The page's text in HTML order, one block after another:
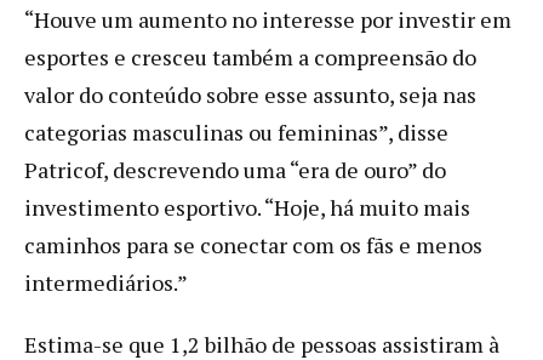
“Houve um aumento no interesse por investir em
esportes e cresceu também a compreensão do
valor do conteúdo sobre esse assunto, seja nas
categorias masculinas ou femininas”, disse
Patricof, descrevendo uma “era de ouro” do
investimento esportivo. “Hoje, há muito mais
caminhos para se conectar com os fãs e menos
intermediários.”
Estima-se que 1,2 bilhão de pessoas assistiram à